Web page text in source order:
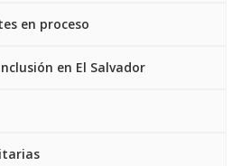
en proceso
en El Salvador